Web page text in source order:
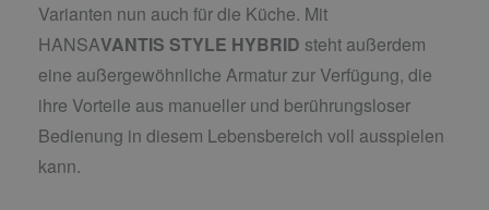
Varianten nun auch für die Küche. Mit
HANSAVANTIS STYLE HYBRID steht außerdem
eine außergewöhnliche Armatur zur Verfügung, die
ihre Vorteile aus manueller und berührungsloser
Bedienung in diesem Lebensbereich voll ausspielen
kann.